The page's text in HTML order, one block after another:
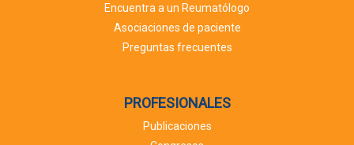
Encuentra a un Reumatólogo
Asociaciones de paciente
Preguntas frecuentes
PROFESIONALES
Publicaciones